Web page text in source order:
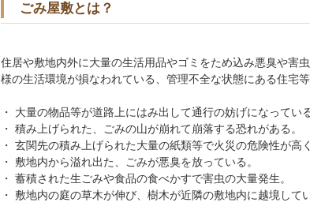
ごみ屋敷とは？
住居や敷地内外に大量の生活用品やゴミをため込み悪臭や害
様の生活環境が損なわれている、管理不全な状態にある住宅
・ 大量の物品等が道路上にはみ出して通行の妨げになっている
・ 積み上げられた、ごみの山が崩れて崩落する恐れがある。
・ 玄関先の積み上げられた大量の紙類等で火災の危険性が高
・ 敷地内から溢れ出た、ごみが悪臭を放っている。
・ 蓄積された生ごみや食品の食べかすで害虫の大量発生。
・ 敷地内の庭の草木が伸び、樹木が近隣の敷地内に越境してい